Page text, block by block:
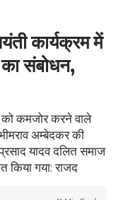
कार्यक्रम में
संबोधन,
को कमजोर करने वाले
अम्बेदकर की
यादव दलित समाज
किया गया: राजद